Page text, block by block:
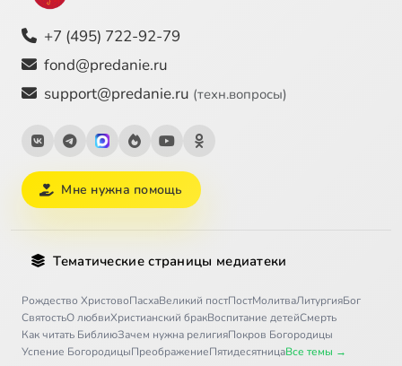
+7 (495) 722-92-79
fond@predanie.ru
support@predanie.ru (техн.вопросы)
Мне нужна помощь
Тематические страницы медиатеки
Рождество ХристовоПасхаВеликий постПостМолитваЛитургияБог
СвятостьО любвиХристианский бракВоспитание детейСмерть
Как читать БиблиюЗачем нужна религияПокров Богородицы
Успение БогородицыПреображениеПятидесятницаВсе темы →